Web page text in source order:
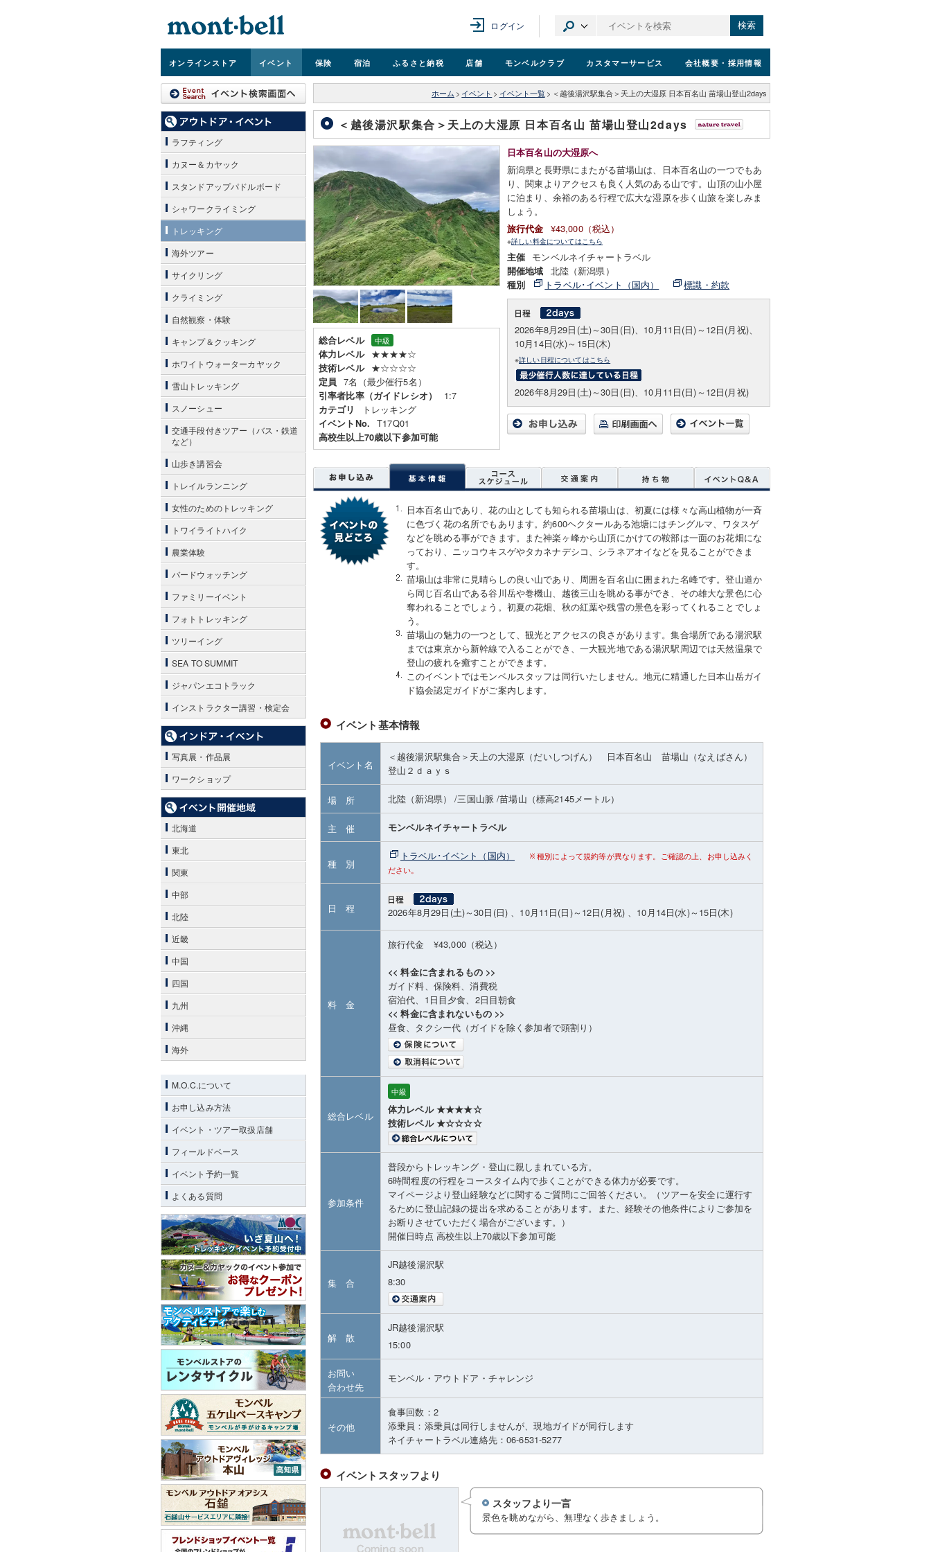
ログイン 検索
オンラインストア イベント 保険 宿泊 ふるさと納税 店舗 モンベルクラブ カスタマーサービス 会社概要 ・採用情報
ホーム > イベント > イベント一覧 > ＜越後湯沢駅集合＞天上の大湿原 日本百名山 苗場山登山2days
＜越後湯沢駅集合＞天上の大湿原 日本百名山 苗場山登山2days
総合レベル 中級
体力レベル ★★★★☆
技術レベル ★☆☆☆☆
定員 7名（最少催行5名）
引率者比率（ガイドレシオ） 1:7
カテゴリ トレッキング
イベントNo. T17Q01
高校生以上70歳以下参加可能
日本百名山の大湿原へ
新潟県と長野県にまたがる苗場山は、日本百名山の一つでもあ
り、関東よりアクセスも良く人気のある山です。山頂の山小屋
に泊まり、余裕のある行程で広大な湿原を歩く山旅を楽しみま
しょう。
旅行代金 ¥43,000（税込）
※詳しい料金についてはこちら
主催 モンベルネイチャートラベル
開催地域 北陸（新潟県）
種別 トラベル･イベント（国内） 標識・約款
2026年8月29日(土)～30日(日)、10月11日(日)～12日(月祝)、
10月14日(水)～15日(木)
※詳しい日程についてはこちら
2026年8月29日(土)～30日(日)、10月11日(日)～12日(月祝)
日本百名山であり、花の山としても知られる苗場山は、初夏には様々な高山植物が一斉
に色づく花の名所でもあります。約600ヘクタールある池塘にはチングルマ、ワタスゲ
などを眺める事ができます。また神楽ヶ峰から山頂にかけての鞍部は一面のお花畑にな
っており、ニッコウキスゲやタカネナデシコ、シラネアオイなどを見ることができま
す。
苗場山は非常に見晴らしの良い山であり、周囲を百名山に囲まれた名峰です。登山道か
ら同じ百名山である谷川岳や巻機山、越後三山を眺める事ができ、その雄大な景色に心
奪われることでしょう。初夏の花畑、秋の紅葉や残雪の景色を彩ってくれることでしょ
う。
苗場山の魅力の一つとして、観光とアクセスの良さがあります。集合場所である湯沢駅
までは東京から新幹線で入ることができ、一大観光地である湯沢駅周辺では天然温泉で
登山の疲れを癒すことができます。
このイベントではモンベルスタッフは同行いたしません。地元に精通した日本山岳ガイ
ド協会認定ガイドがご案内します。
イベント基本情報
イベント名
＜越後湯沢駅集合＞天上の大湿原（だいしつげん） 日本百名山 苗場山（なえばさん）
登山２ｄａｙｓ
場 所 北陸（新潟県） /三国山脈 /苗場山 （標高2145メートル）
主 催 モンベルネイチャートラベル
種 別
トラベル･イベント（国内）
種別によって規約等が異なります。ご確認の上、お申し込みく
ださい。
日 程 2026年8月29日(土)～30日(日) 、10月11日(日)～12日(月祝) 、10月14日(水)～15日(木)
料 金
旅行代金 ¥43,000（税込）
<< 料金に含まれるもの >>
ガイド料、保険料、消費税
宿泊代、1日目夕食、2日目朝食
<< 料金に含まれないもの >>
昼食、タクシー代（ガイドを除く参加者で頭割り）
総合レベル
中級
体力レベル ★★★★☆
技術レベル ★☆☆☆☆
参加条件
普段からトレッキング・登山に親しまれている方。
6時間程度の行程をコースタイム内で歩くことができる体力が必要です。
マイページより登山経験などに関するご質問にご回答ください。（ツアーを安全に運行す
るために登山記録の提出を求めることがあります。また、経験その他条件によりご参加を
お断りさせていただく場合がございます。）
開催日時点 高校生以上70歳以下参加可能
集 合
JR越後湯沢駅
8:30
解 散
JR越後湯沢駅
15:00
お問い
合わせ先
モンベル・アウトドア・チャレンジ
その他
食事回数：2
添乗員：添乗員は同行しませんが、現地ガイドが同行します
ネイチャートラベル連絡先：06-6531-5277
イベントスタッフより
スタッフより一言
景色を眺めながら、無理なく歩きましょう。
ラフティング
カヌー＆カヤック
スタンドアップパドルボード
シャワークライミング
トレッキング
海外ツアー
サイクリング
クライミング
自然観察・体験
キャンプ＆クッキング
ホワイトウォーターカヤック
雪山トレッキング
スノーシュー
交通手段付きツアー（バス・鉄道
など）
山歩き講習会
トレイルランニング
女性のためのトレッキング
トワイライトハイク
農業体験
バードウォッチング
ファミリーイベント
フォトトレッキング
ツリーイング
SEA TO SUMMIT
ジャパンエコトラック
インストラクター講習・検定会
写真展・作品展
ワークショップ
北海道
東北
関東
中部
北陸
近畿
中国
四国
九州
沖縄
海外
M.O.C.について
お申し込み方法
イベント・ツアー取扱店舗
フィールドベース
イベント予約一覧
よくある質問